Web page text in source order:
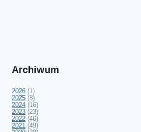
Archiwum
2026 (1)
2025 (8)
2024 (16)
2023 (23)
2022 (46)
2021 (49)